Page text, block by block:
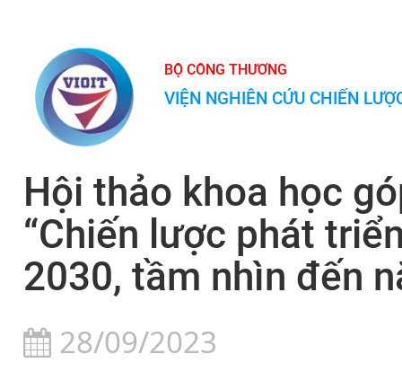
BỘ CÔNG THƯƠNG
VIỆN NGHIÊN CỨU CHIẾN
Hội thảo khoa học
“Chiến lược phát
2030, tầm nhìn đến
28/09/2023